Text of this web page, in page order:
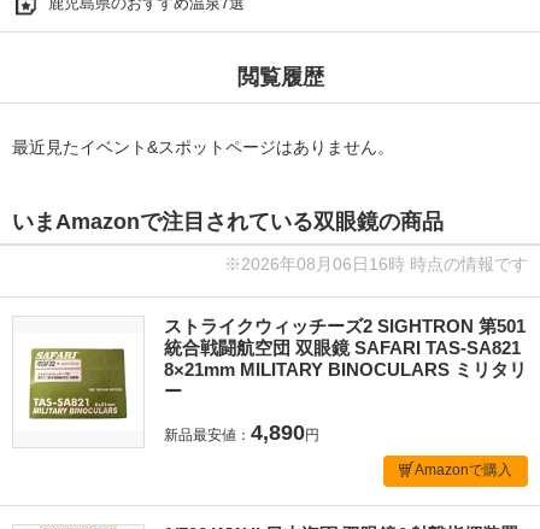
閲覧履歴
最近見たイベント&スポットページはありません。
いまAmazonで注目されている双眼鏡の商品
※2026年08月06日16時 時点の情報です
ストライクウィッチーズ2 SIGHTRON 第501
統合戦闘航空団 双眼鏡 SAFARI TAS-SA821
8×21mm MILITARY BINOCULARS ミリタリ
ー
新品最安値： 4,890円
Amazonで購入